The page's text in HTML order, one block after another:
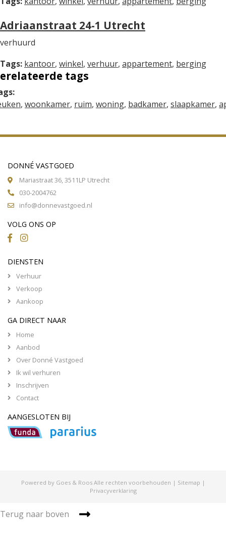
Adriaanstraat 24-1 Utrecht
verhuurd
Tags: kantoor, winkel, verhuur, appartement, berging
tags
, woonkamer, ruim, woning, badkamer, slaapkamer,
DONNÉ VASTGOED
Mariastraat 36, 3511LP Utrecht
030-2004762
info@donnevastgoed.nl
VOLG ONS OP
DIENSTEN
Verhuur
Verkoop
Aankoop
GA DIRECT NAAR
Home
Aanbod
Over Donné Vastgoed
Ik wil verhuren
Inschrijven
Contact
AANGESLOTEN BIJ
Powered by Goes & Roos Alle rechten voorbehouden | Sitemap |
Privacyverklaring